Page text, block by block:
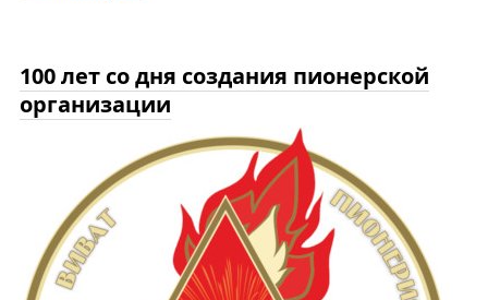
100 лет со дня создания пионерской
организации